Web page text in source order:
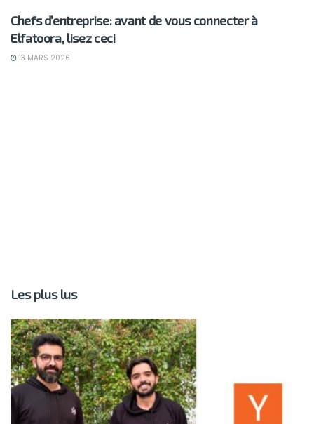
Chefs d’entreprise: avant de vous connecter à
Elfatoora, lisez ceci
13 MARS 2026
Les plus lus